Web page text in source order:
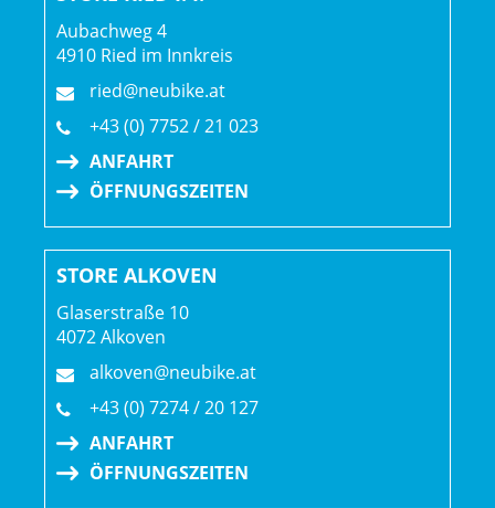
Aubachweg 4
4910 Ried im Innkreis
ried@neubike.at
+43 (0) 7752 / 21 023
ANFAHRT
ÖFFNUNGSZEITEN
STORE ALKOVEN
Glaserstraße 10
4072 Alkoven
alkoven@neubike.at
+43 (0) 7274 / 20 127
ANFAHRT
ÖFFNUNGSZEITEN